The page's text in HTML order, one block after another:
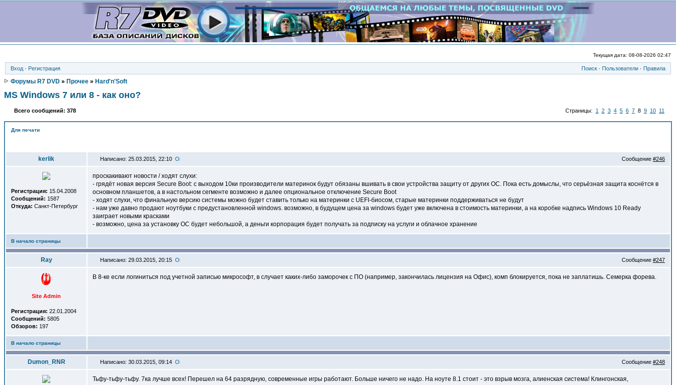
Текущая дата: 08-08-2026 02:47
Вход · Регистрация Поиск · Пользователи · Правила
Форумы R7 DVD » Прочее » Hard'n'Soft
MS Windows 7 или 8 - как оно?
Всего сообщений: 378 Страницы: 1 2 3 4 5 6 7 8 9 10 11
Для печати
kerlik Написано: 25.03.2015, 22:10 Сообщение #246
Регистрация: 15.04.2008
Сообщений: 1587
Откуда: Санкт-Петербург
проскакивают новости / ходят слухи:
- грядёт новая версия Secure Boot: с выходом 10ки производители материнок будут обязаны вшивать в свои устройства защиту от других ОС. Пока есть домыслы, что серьёзная защита коснётся в
основном планшетов, а в настольном сегменте возможно и далее опциональное отключение Secure Boot
- ходят слухи, что финальную версию системы можно будет ставить только на материнки с UEFI-биосом, старые материнки поддерживаться не будут
- нам уже давно продают ноутбуки с предустановленной windows. возможно, в будущем цена за windows будет уже включена в стоимость материнки, а на коробке надпись Windows 10 Ready
заиграет новыми красками
- возможно, цена за установку ОС будет небольшой, а деньги корпорация будет получать за подписку на услуги и облачное хранение
В начало страницы
Ray Написано: 29.03.2015, 20:15 Сообщение #247
Site Admin
Регистрация: 22.01.2004
Сообщений: 5805
Обзоров: 197
В 8-ке если логиниться под учетной записью микрософт, в случает каких-либо заморочек с ПО (например, закончилась лицензия на Офис), комп блокируется, пока не заплатишь. Семерка форева.
В начало страницы
Dumon_RNR Написано: 30.03.2015, 09:14 Сообщение #248
Тьфу-тьфу-тьфу. 7ка лучше всех! Перешел на 64 разрядную, современные игры работают. Больше ничего не надо. На ноуте 8.1 стоит - это взрыв мозга, алиенская система! Клингонская,